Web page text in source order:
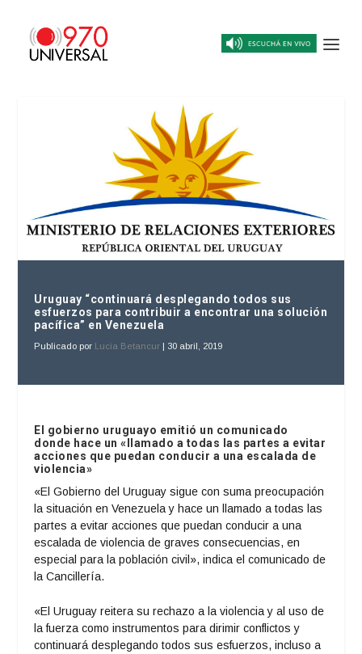
Uruguay “continuará desplegando todos sus
esfuerzos para contribuir a encontrar una solución
pacífica” en Venezuela
Publicado por Lucia Betancur | 30 abril, 2019
El gobierno uruguayo emitió un comunicado
donde hace un «llamado a todas las partes a evitar
acciones que puedan conducir a una escalada de
violencia»
«El Gobierno del Uruguay sigue con suma preocupación
la situación en Venezuela y hace un llamado a todas las
partes a evitar acciones que puedan conducir a una
escalada de violencia de graves consecuencias, en
especial para la población civil», indica el comunicado de
la Cancillería.
«El Uruguay reitera su rechazo a la violencia y al uso de
la fuerza como instrumentos para dirimir conflictos y
continuará desplegando todos sus esfuerzos, incluso a